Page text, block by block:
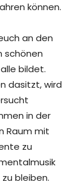
können.
an den
schönen
bildet.
dasitzt, wird
in der
Raum mit
zu
bleiben.